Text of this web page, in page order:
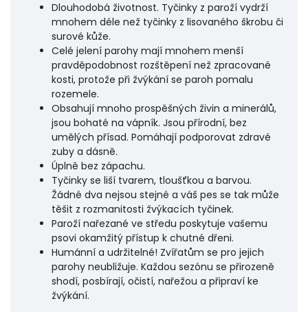
Dlouhodobá životnost. Tyčinky z paroží vydrží
mnohem déle než tyčinky z lisovaného škrobu či
surové kůže.
Celé jelení parohy mají mnohem menší
pravděpodobnost rozštěpení než zpracované
kosti, protože při žvýkání se paroh pomalu
rozemele.
Obsahují mnoho prospěšných živin a minerálů,
jsou bohaté na vápník. Jsou přírodní, bez
umělých přísad. Pomáhají podporovat zdravé
zuby a dásně.
Úplně bez zápachu.
Tyčinky se liší tvarem, tloušťkou a barvou.
Žádné dva nejsou stejné a váš pes se tak může
těšit z rozmanitosti žvýkacích tyčinek.
Paroží nařezané ve středu poskytuje vašemu
psovi okamžitý přístup k chutné dřeni.
Humánní a udržitelné! Zvířatům se pro jejich
parohy neubližuje. Každou sezónu se přirozeně
shodí, posbírají, očistí, nařežou a připraví ke
žvýkání.